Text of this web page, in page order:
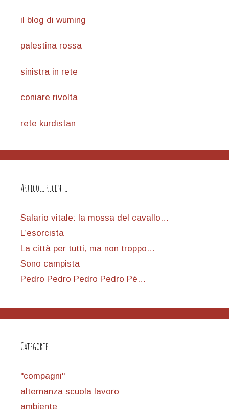
il blog di wuming
palestina rossa
sinistra in rete
coniare rivolta
rete kurdistan
Articoli recenti
Salario vitale: la mossa del cavallo…
L’esorcista
La città per tutti, ma non troppo…
Sono campista
Pedro Pedro Pedro Pedro Pè…
Categorie
"compagni"
alternanza scuola lavoro
ambiente